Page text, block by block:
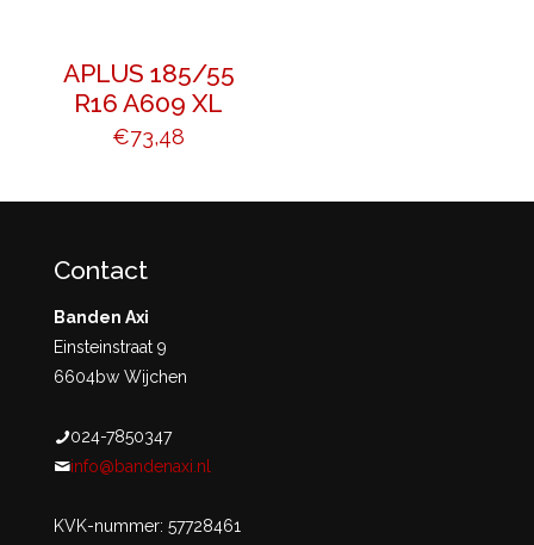
APLUS 185/55
R16 A609 XL
€73,48
Contact
Banden Axi
Einsteinstraat 9
6604bw Wijchen
024-7850347
info@bandenaxi.nl
KVK-nummer: 57728461